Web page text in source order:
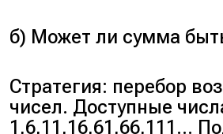
б) Может ли сумма
Стратегия: перебор
чисел. Доступные
1,6,11,16,61,66,111…